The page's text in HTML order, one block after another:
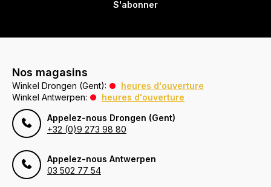
S'abonner
Nos magasins
Winkel Drongen (Gent):
heures d'ouverture
Winkel Antwerpen:
heures d'ouverture
Appelez-nous Drongen (Gent)
+32 (0)9 273 98 80
Appelez-nous Antwerpen
03 502 77 54